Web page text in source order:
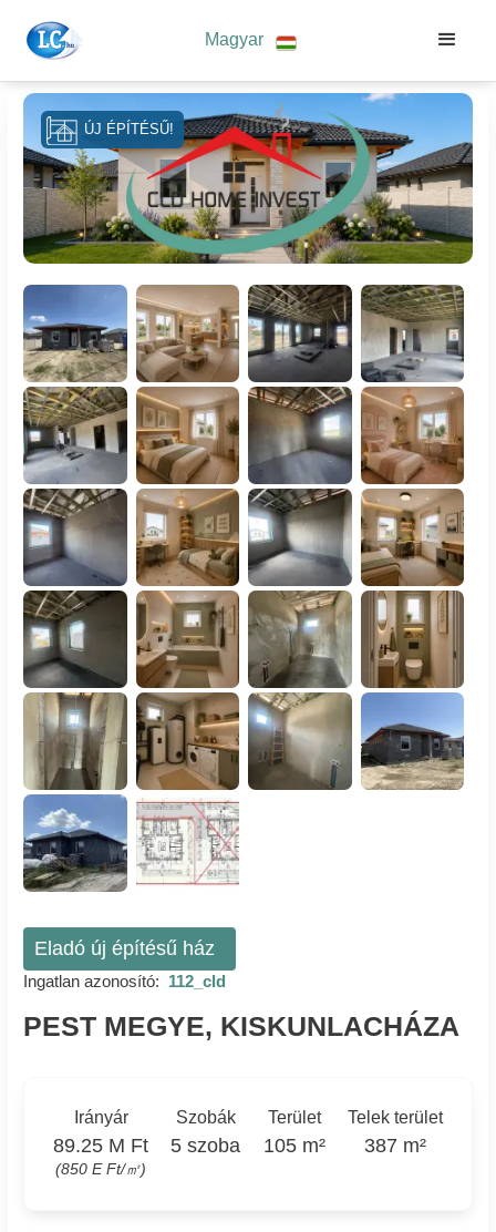
Magyar
ÚJ ÉPÍTÉSŰ!
Eladó új építésű ház
Ingatlan azonosító: 112_cld
PEST MEGYE, KISKUNLACHÁZA
Irányár
89.25 M Ft
(850 E Ft/㎡)
Szobák
5 szoba
Terület
105 m²
Telek terület
387 m²